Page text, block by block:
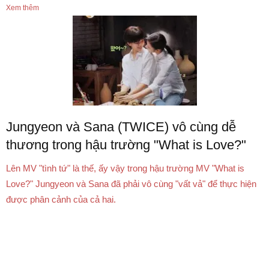
Xem thêm
Jungyeon và Sana (TWICE) vô cùng dễ
thương trong hậu trường "What is Love?"
Lên MV "tình tứ" là thế, ấy vậy trong hậu trường MV "What is
Love?" Jungyeon và Sana đã phải vô cùng "vất vả" để thực hiện
được phân cảnh của cả hai.